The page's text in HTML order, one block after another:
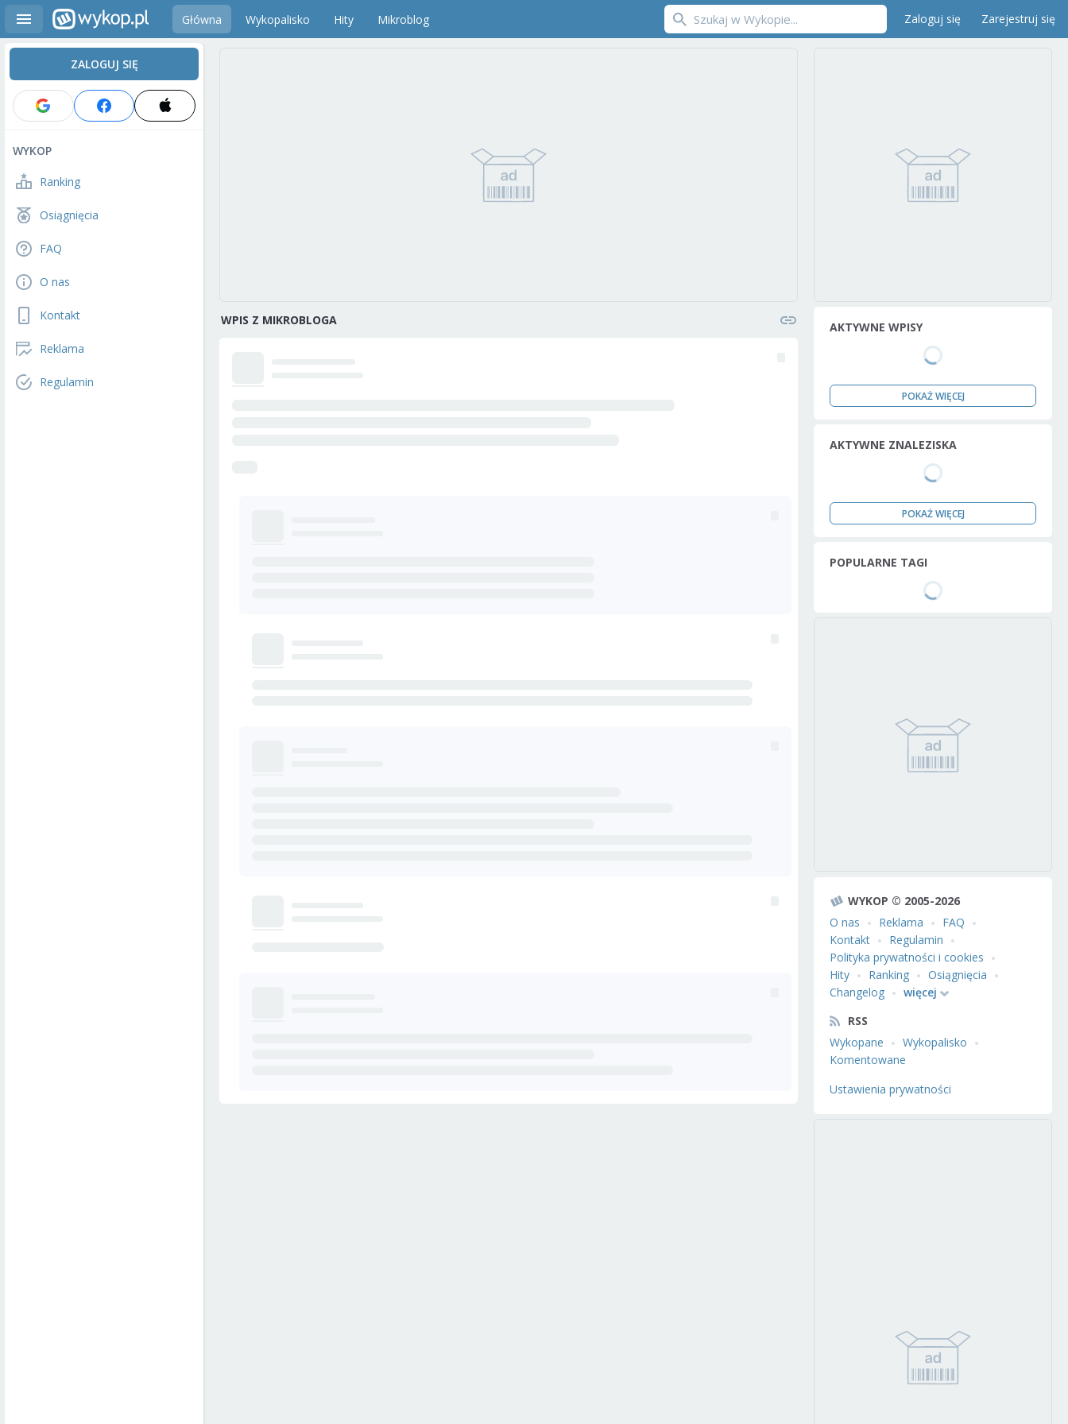
Główna Wykopalisko Hity Mikroblog Zaloguj się Zarejestruj się
ZALOGUJ SIĘ
WYKOP
Ranking
Osiągnięcia
FAQ
O nas
Kontakt
Reklama
Regulamin
WPIS Z MIKROBLOGA AKTYWNE WPISY
POKAŻ WIĘCEJ
AKTYWNE ZNALEZISKA
POKAŻ WIĘCEJ
POPULARNE TAGI
WYKOP © 2005-2026
O nas
Reklama
FAQ
Kontakt
Regulamin
Polityka prywatności i cookies
Hity
Ranking
Osiągnięcia
Changelog
więcej
RSS
Wykopane
Wykopalisko
Komentowane
Ustawienia prywatności